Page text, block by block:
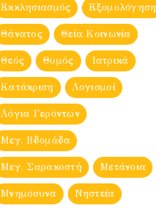
Εκκλησιασμός Εξομολόγηση
Θάνατος Θεία Κοινωνία
Θεός Θυμός Ιατρικά
Κατάκριση Λογισμοί
Λόγια Γερόντων
Μεγ. Βδομἀδα
Μεγ. Σαρακοστή Μετάνοια
Μνημόσυνα Νηστεία